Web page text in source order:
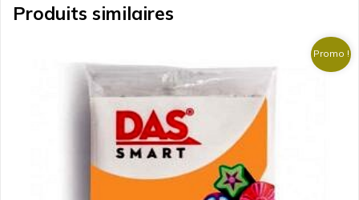
Produits similaires
Promo !